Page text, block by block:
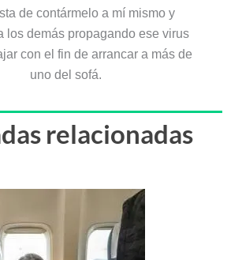
de contármelo a mí mismo y
los demás propagando ese virus
con el fin de arrancar a más de
uno del sofá.
relacionadas